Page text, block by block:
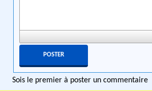
Sois le premier à poster un commentaire